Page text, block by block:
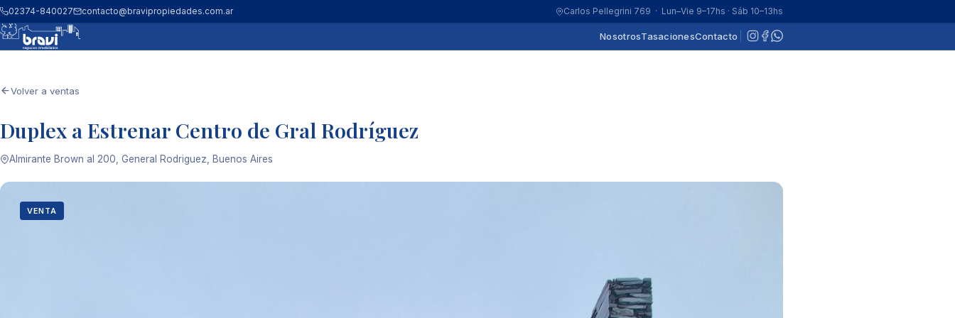
02374-840027 contacto@bravipropiedades.com.ar Carlos Pellegrini 769 · Lun–Vie 9–17hs · Sáb 10–13hs
NosotrosTasacionesContacto
Volver a ventas
Duplex a Estrenar Centro de Gral Rodríguez
Almirante Brown al 200, General Rodriguez, Buenos Aires
VENTA